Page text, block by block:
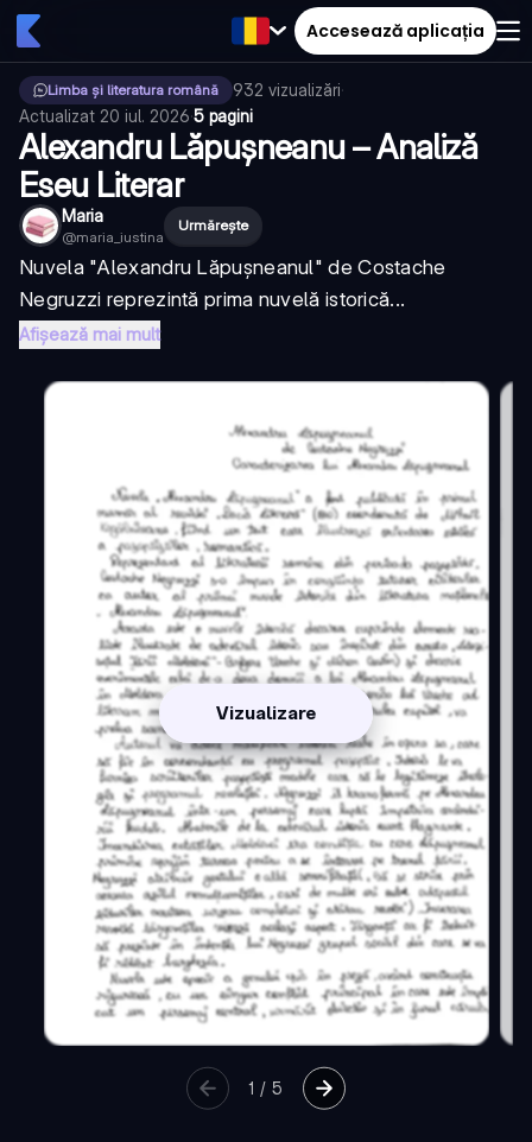
Accesează aplicația
Limba și literatura română 932 vizualizări·
Actualizat 20 iul. 2026·5 pagini
Alexandru Lăpușneanu – Analiză
Eseu Literar
Maria
@maria_iustina
Urmărește
Nuvela "Alexandru Lăpușneanul" de Costache
Negruzzi reprezintă prima nuvelă istorică...
Afișează mai mult
Vizualizare
1 /5